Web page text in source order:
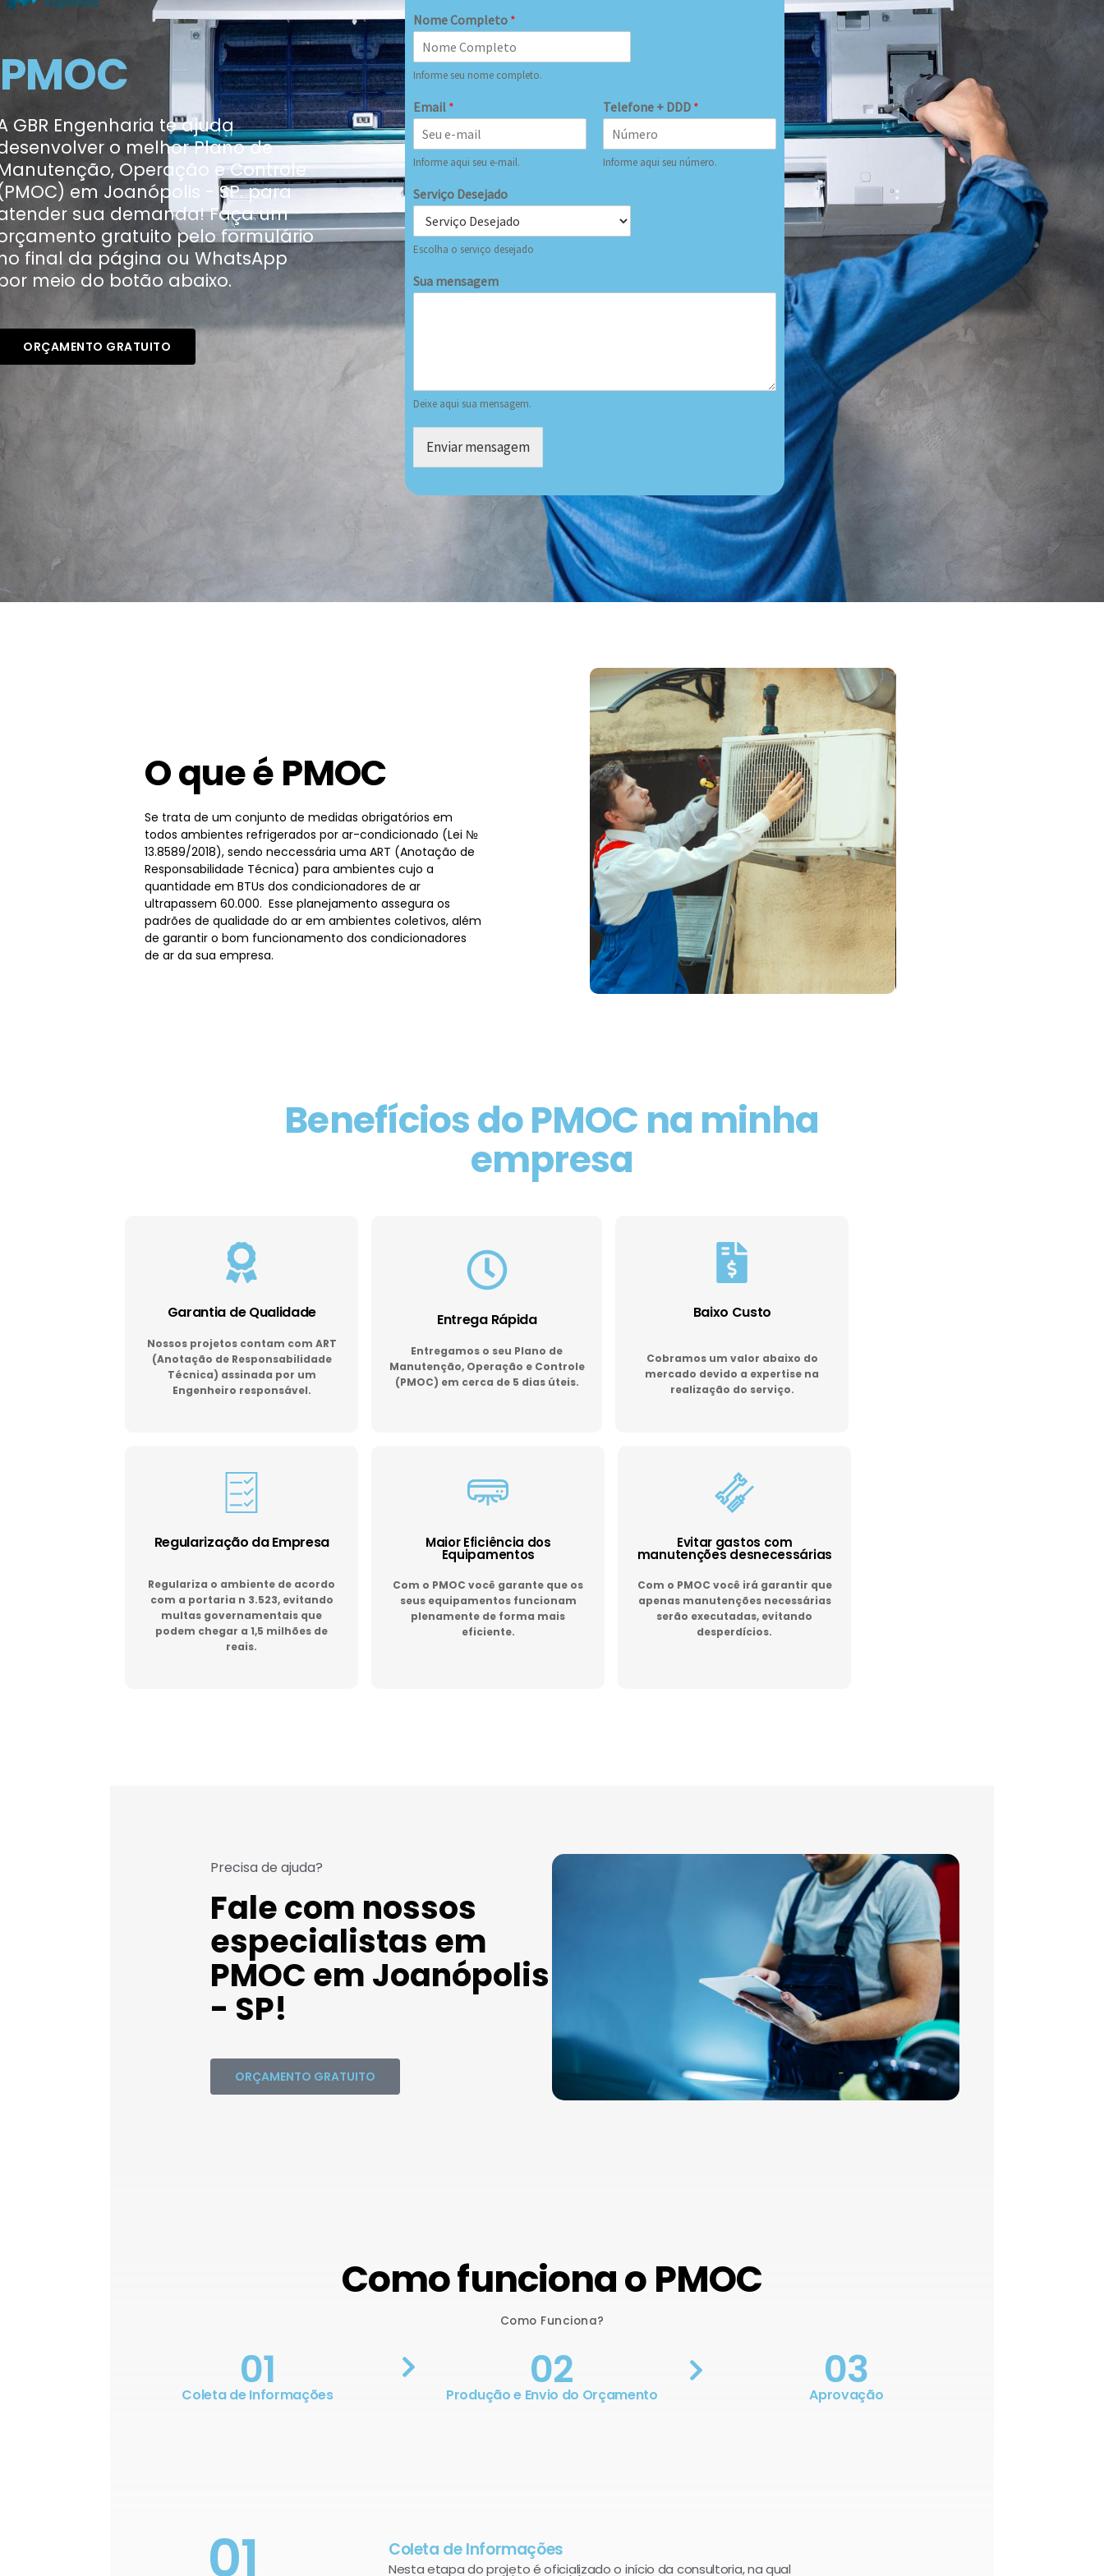
PMOC
GBR Engenharia te ajuda
o melhor Plano de
Operação e Controle
em Joanópolis - SP. para
sua demanda! Faça um
gratuito pelo formulário
final da página ou WhatsApp
meio do botão abaixo.
ORÇAMENTO GRATUITO
Nome Completo *
Informe seu nome completo.
Email *
Informe aqui seu e-mail.
Telefone + DDD *
Informe aqui seu número.
Serviço Desejado
Escolha o serviço desejado
Sua mensagem
Deixe aqui sua mensagem.
Enviar mensagem
O que é PMOC
Se trata de um conjunto de medidas obrigatórios em
todos ambientes refrigerados por ar-condicionado (Lei №
13.8589/2018), sendo neccessária uma ART (Anotação de
Responsabilidade Técnica) para ambientes cujo a
quantidade em BTUs dos condicionadores de ar
ultrapassem 60.000. Esse planejamento assegura os
padrões de qualidade do ar em ambientes coletivos, além
de garantir o bom funcionamento dos condicionadores
de ar da sua empresa.
Benefícios do PMOC na minha
empresa
Garantia de Qualidade
Nossos projetos contam com ART
(Anotação de Responsabilidade
Técnica) assinada por um
Engenheiro responsável.
Entrega Rápida
Entregamos o seu Plano de
Manutenção, Operação e Controle
(PMOC) em cerca de 5 dias úteis.
Baixo Custo
Cobramos um valor abaixo do
mercado devido a expertise na
realização do serviço.
Regularização da Empresa
Regulariza o ambiente de acordo
com a portaria n 3.523, evitando
multas governamentais que
podem chegar a 1,5 milhões de
reais.
Maior Eficiência dos
Equipamentos
Com o PMOC você garante que os
seus equipamentos funcionam
plenamente de forma mais
eficiente.
Evitar gastos com
manutenções desnecessárias
Com o PMOC você irá garantir que
apenas manutenções necessárias
serão executadas, evitando
desperdícios.
Precisa de ajuda?
Fale com nossos
especialistas em
PMOC em Joanópolis
- SP!
ORÇAMENTO GRATUITO
Como funciona o PMOC
Como Funciona?
01
Coleta de Informações 02
Produção e Envio do Orçamento 03
Aprovação
01 Coleta de Informações
Nesta etapa do projeto é oficializado o início da consultoria, na qual